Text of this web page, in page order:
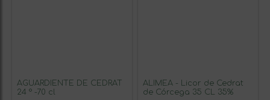
AGUARDIENTE DE CÉDRAT
24 ° -70 cl
ALIMEA - Licor de Cedrat
de Córcega 35 CL 35%